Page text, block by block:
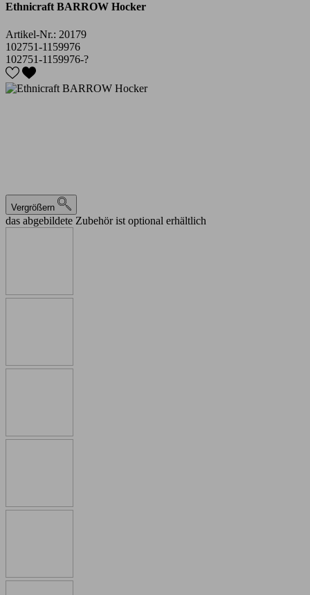
Ethnicraft BARROW Hocker
Artikel-Nr.: 20179
102751-1159976
102751-1159976-?
Vergrößern
das abgebildete Zubehör ist optional erhältlich